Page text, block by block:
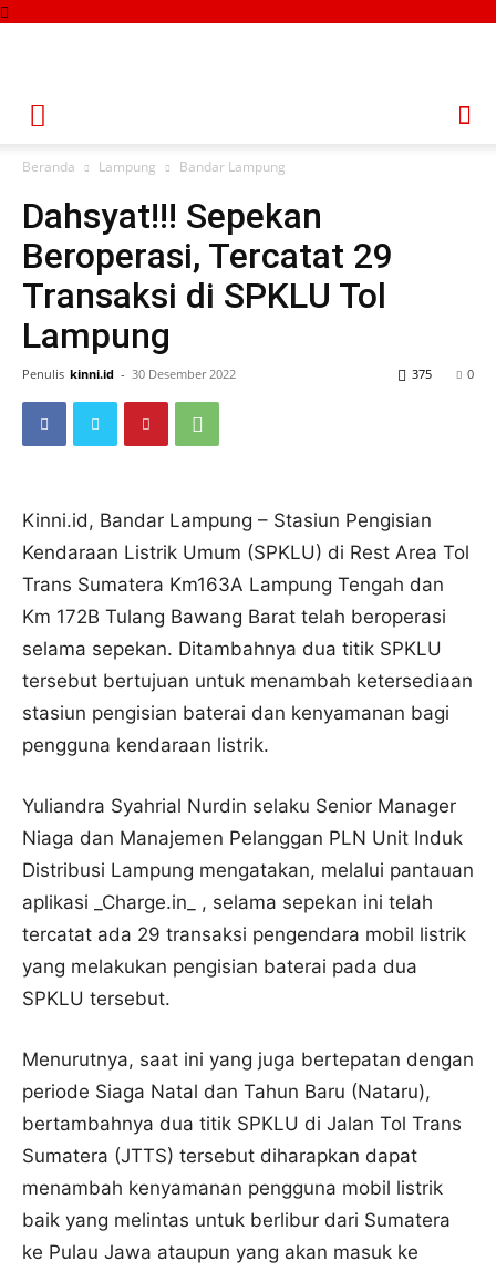
Beranda Lampung Bandar Lampung
Dahsyat!!! Sepekan
Beroperasi, Tercatat 29
Transaksi di SPKLU Tol
Lampung
Penulis kinni.id - 30 Desember 2022 0
375
Kinni.id, Bandar Lampung – Stasiun Pengisian
Kendaraan Listrik Umum (SPKLU) di Rest Area Tol
Trans Sumatera Km163A Lampung Tengah dan
Km 172B Tulang Bawang Barat telah beroperasi
selama sepekan. Ditambahnya dua titik SPKLU
tersebut bertujuan untuk menambah ketersediaan
stasiun pengisian baterai dan kenyamanan bagi
pengguna kendaraan listrik.
Yuliandra Syahrial Nurdin selaku Senior Manager
Niaga dan Manajemen Pelanggan PLN Unit Induk
Distribusi Lampung mengatakan, melalui pantauan
aplikasi _Charge.in_ , selama sepekan ini telah
tercatat ada 29 transaksi pengendara mobil listrik
yang melakukan pengisian baterai pada dua
SPKLU tersebut.
Menurutnya, saat ini yang juga bertepatan dengan
periode Siaga Natal dan Tahun Baru (Nataru),
bertambahnya dua titik SPKLU di Jalan Tol Trans
Sumatera (JTTS) tersebut diharapkan dapat
menambah kenyamanan pengguna mobil listrik
baik yang melintas untuk berlibur dari Sumatera
ke Pulau Jawa ataupun yang akan masuk ke